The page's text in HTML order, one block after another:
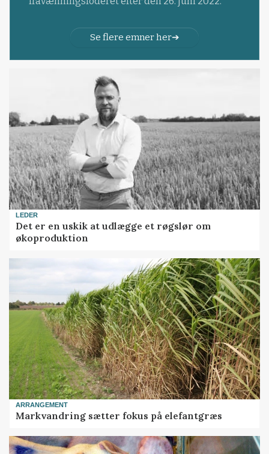
Se flere emner her
LEDER
Det er en uskik at udlægge et røgslør om
økoproduktion
ARRANGEMENT
Markvandring sætter fokus på elefantgræs